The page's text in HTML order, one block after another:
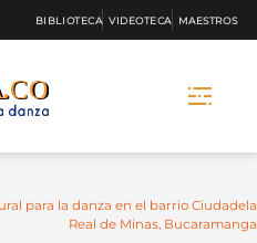
BIBLIOTECA VIDEOTECA MAESTROS
para la danza en el barrio Ciudadela
Real de Minas, Bucaramanga